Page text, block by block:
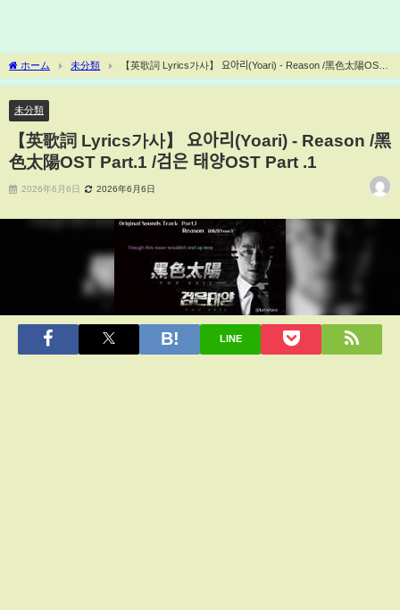
ホーム 未分類
【英歌詞 Lyrics가사】 요아리(Yoari) - Reason /黑色太陽OST
Part.1 /검은 태양OST Part .1
未分類
【英歌詞 Lyrics가사】 요아리(Yoari) - Reason /黑
色太陽OST Part.1 /검은 태양OST Part .1
2026年6月6日 2026年6月6日
LINE